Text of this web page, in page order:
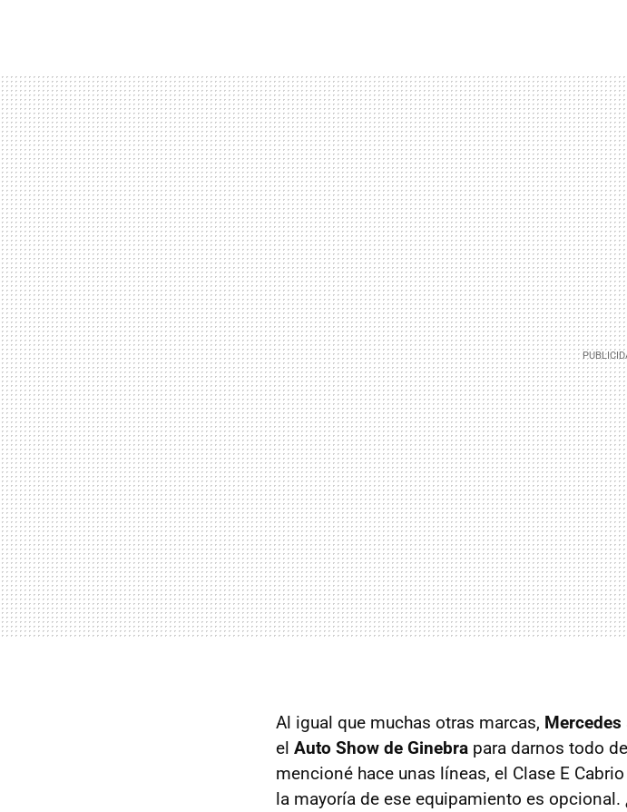
Al igual que muchas otras marcas, Mercedes
el Auto Show de Ginebra para darnos todo
mencioné hace unas líneas, el Clase E
la mayoría de ese equipamiento es opcional.